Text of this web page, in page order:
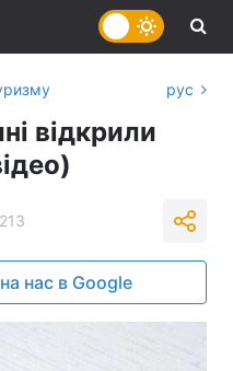
рус
відкрили
213
нас в Google